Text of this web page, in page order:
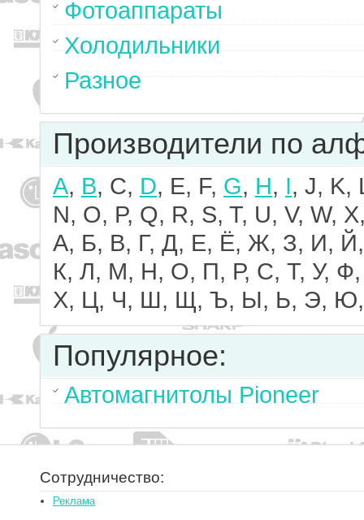
Фотоаппараты
Холодильники
Разное
Производители по
A, B, C, D, E, F, G, H, I, J, K,
N, O, P, Q, R, S, T, U, V, W,
А, Б, В, Г, Д, Е, Ё, Ж, З, И, Й,
К, Л, М, Н, О, П, Р, С, Т, У, Ф,
Х, Ц, Ч, Ш, Щ, Ъ, Ы, Ь, Э,
Популярное:
Автомагнитолы Pioneer
Сотрудничество:
Реклама